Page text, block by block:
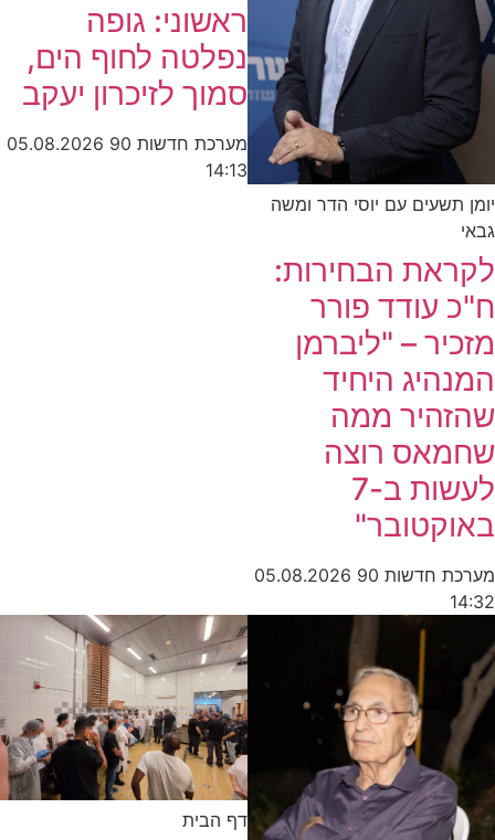
יומן תשעים עם יוסי הדר ומשה
גבאי
לקראת הבחירות:
ח"כ עודד פורר
מזכיר – "ליברמן
המנהיג היחיד
שהזהיר ממה
שחמאס רוצה
לעשות ב-7
באוקטובר"
מערכת חדשות 90
05.08.2026
14:32
ראשוני: גופה
נפלטה לחוף הים,
סמוך לזיכרון יעקב
מערכת חדשות 90
05.08.2026
14:13
דף הבית